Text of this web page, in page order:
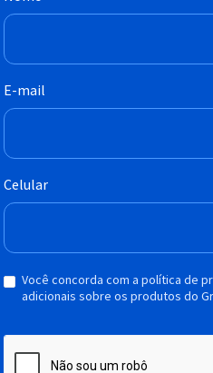
E-mail
Celular
Você concorda com a política de
adicionais sobre os produtos do